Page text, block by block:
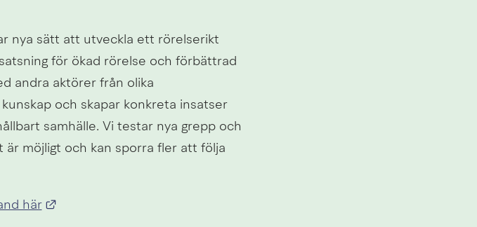
nya sätt att utveckla ett rörelserikt
för ökad rörelse och förbättrad
andra aktörer från olika
och skapar konkreta insatser
samhälle. Vi testar nya grepp och
möjligt och kan sporra fler att följa
här Länk till annan webbplats.